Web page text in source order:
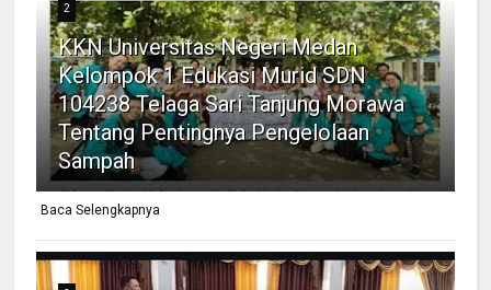
2
KKN Universitas Negeri Medan
Kelompok 1 Edukasi Murid SDN
104238 Telaga Sari Tanjung Morawa
Tentang Pentingnya Pengelolaan
Sampah
Baca Selengkapnya